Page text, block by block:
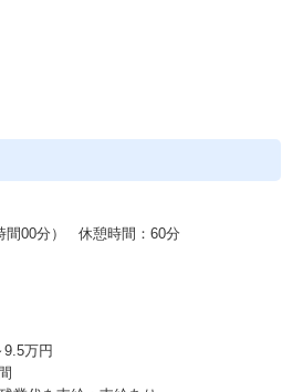
り拓いてくれる新しい仲間を心から歓
える、圧倒的なアドバンテージ
イオングループの強固な基盤と世界最
て支えられています。
インマーケット「Green Beans」の未来
事業スケール
兆円超、5,000万人を超える会員数を
たちの事業成長の強力なエンジンで
端AIの融合
や生活データを、最新のAIアルゴリズ
間00分） 休憩時間：60分
万円